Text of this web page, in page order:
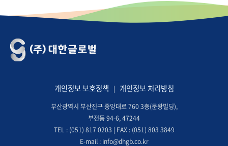
개인정보 보호정책 | 개인정보 처리방침
부산광역시 부산진구 중앙대로 760 3층(문왕빌딩),
부전동 94-6, 47244
TEL : (051) 817 0203 | FAX : (051) 803 3849
E-mail : info@dhgb.co.kr